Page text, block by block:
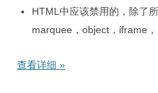
HTML中应该禁用的，除了
marquee，object，iframe
查看详细 »